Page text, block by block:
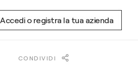
Accedi o registra la tua azienda
CONDIVIDI